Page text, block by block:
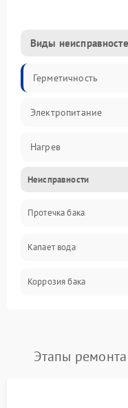
Виды
Герметичность
Электропитание
Нагрев
Датчики
Механика
Неисправности
Протечка бака
Капает вода
Коррозия бака
Этапы